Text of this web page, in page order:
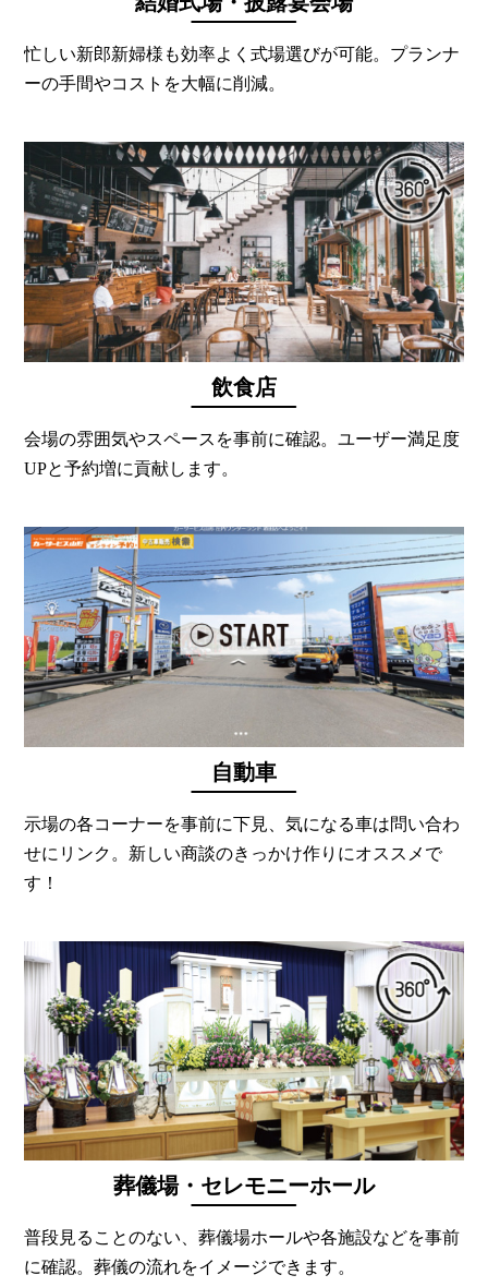
忙しい新郎新婦様も効率よく式場選びが可能。プランナ
ーの手間やコストを大幅に削減。
飲食店
会場の雰囲気やスペースを事前に確認。ユーザー満足度
UPと予約増に貢献します。
自動車
示場の各コーナーを事前に下見、気になる車は問い合わ
せにリンク。新しい商談のきっかけ作りにオススメで
す！
葬儀場・セレモニーホール
普段見ることのない、葬儀場ホールや各施設などを事前
に確認。葬儀の流れをイメージできます。